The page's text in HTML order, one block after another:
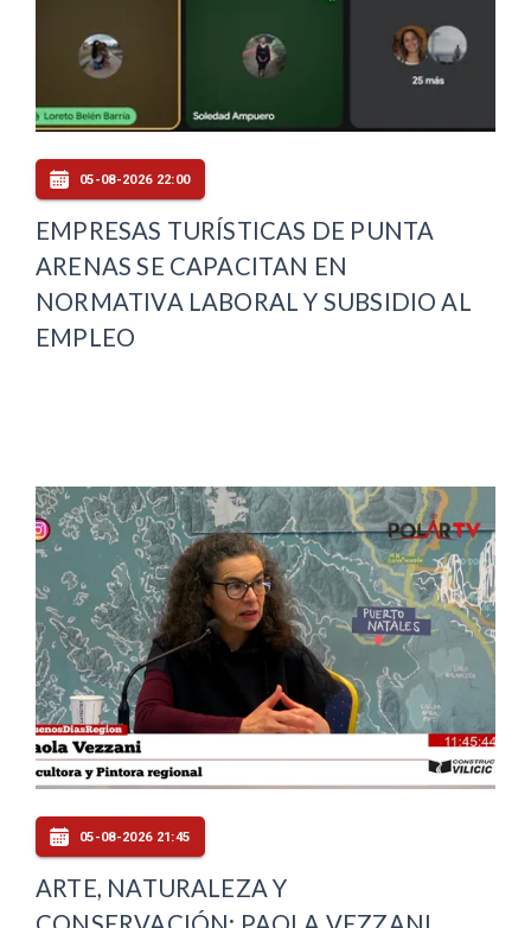
05-08-2026 22:00
EMPRESAS TURÍSTICAS DE PUNTA
ARENAS SE CAPACITAN EN
NORMATIVA LABORAL Y SUBSIDIO AL
EMPLEO
05-08-2026 21:45
ARTE, NATURALEZA Y